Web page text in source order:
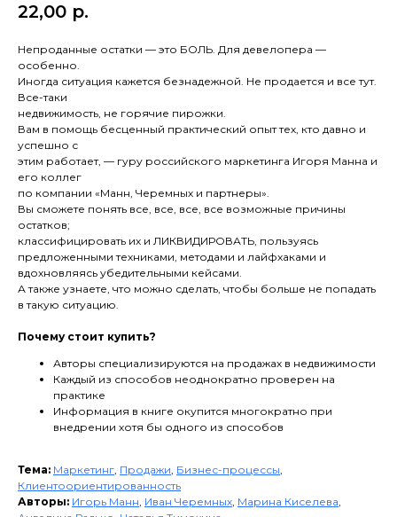
22,00 р.
Непроданные остатки — это БОЛЬ. Для девелопера —
особенно.
Иногда ситуация кажется безнадежной. Не продается и все тут.
Все-таки
недвижимость, не горячие пирожки.
Вам в помощь бесценный практический опыт тех, кто давно и
успешно с
этим работает, — гуру российского маркетинга Игоря Манна и
его коллег
по компании «Манн, Черемных и партнеры».
Вы сможете понять все, все, все, все возможные причины
остатков;
классифицировать их и ЛИКВИДИРОВАТЬ, пользуясь
предложенными техниками, методами и лайфхаками и
вдохновляясь убедительными кейсами.
А также узнаете, что можно сделать, чтобы больше не попадать
в такую ситуацию.
Почему стоит купить?
Авторы специализируются на продажах в недвижимости
Каждый из способов неоднократно проверен на
практике
Информация в книге окупится многократно при
внедрении хотя бы одного из способов
Тема: Маркетинг, Продажи, Бизнес-процессы,
Клиентоориентированность
Авторы: Игорь Манн, Иван Черемных, Марина Киселева,